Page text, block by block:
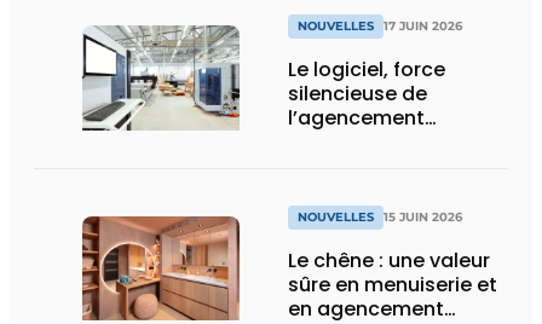
NOUVELLES 17 JUIN 2026
Le logiciel, force
silencieuse de
l’agencement
NOUVELLES 15 JUIN 2026
Le chêne : une valeur
sûre en menuiserie et
en agencement